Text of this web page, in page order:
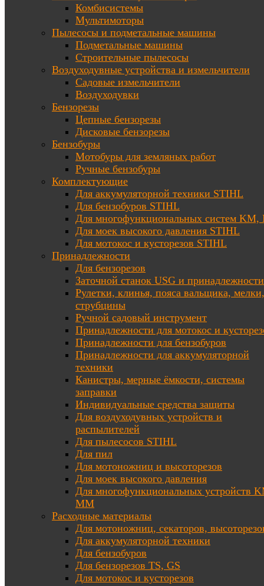
Комбисистемы
Мультимоторы
Пылесосы и подметальные машины
Подметальные машины
Строительные пылесосы
Воздуходувные устройства и измельчители
Садовые измельчители
Воздуходувки
Бензорезы
Цепные бензорезы
Дисковые бензорезы
Бензобуры
Мотобуры для земляных работ
Ручные бензобуры
Комплектующие
Для аккумуляторной техники STIHL
Для бензобуров STIHL
Для многофункциональных систем KM,
Для моек высокого давления STIHL
Для мотокос и кусторезов STIHL
Принадлежности
Для бензорезов
Заточной станок USG и принадлежности
Рулетки, клинья, пояса вальщика, мелки,
струбцины
Ручной садовый инструмент
Принадлежности для мотокос и
Принадлежности для бензобуров
Принадлежности для аккумуляторной
техники
Канистры, мерные ёмкости, системы
заправки
Индивидуальные средства защиты
Для воздуходувных устройств и
распылителей
Для пылесосов STIHL
Для пил
Для мотоножниц и высоторезов
Для моек высокого давления
Для многофункциональных устройств
MM
Расходные материалы
Для мотоножниц, секаторов,
Для аккумуляторной техники
Для бензобуров
Для бензорезов TS, GS
Для мотокос и кусторезов